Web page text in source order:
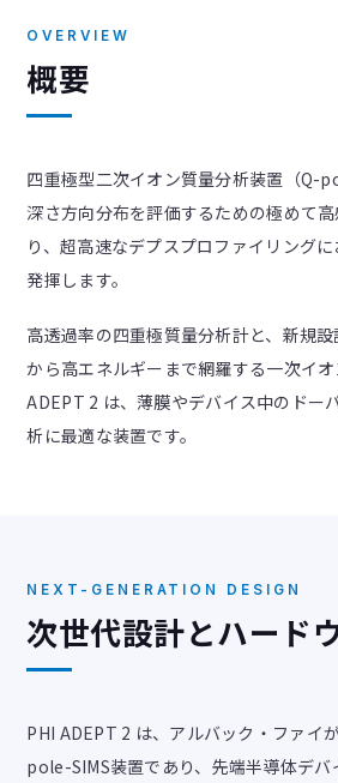
OVERVIEW
概要
四重極型二次イオン質量分析装置（Q-
深さ方向分布を評価するための極めて
り、超高速なデプスプロファイリング
発揮します。
高透過率の四重極質量分析計と、新規
から高エネルギーまで網羅する一次イ
ADEPT 2 は、薄膜やデバイス中のドー
析に最適な装置です。
NEXT-GENERATION DESIGN
次世代設計とハード
PHI ADEPT 2 は、アルバック・ファイ
pole-SIMS装置であり、先端半導体デバ